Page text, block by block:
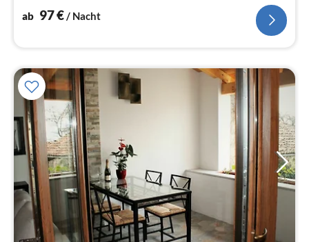
ab 97€/ Nacht